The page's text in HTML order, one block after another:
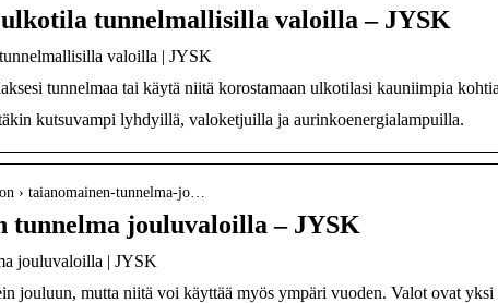
tunnelmallisilla valoilla – JYSK
valoilla | JYSK
tunnelmaa tai käytä niitä korostamaan ulkotilasi kauniimpia
kutsuvampi lyhdyillä, valoketjuilla ja aurinkoenergialampuilla.
› taianomainen-tunnelma-jo…
tunnelma jouluvaloilla – JYSK
jouluvaloilla | JYSK
jouluun, mutta niitä voi käyttää myös ympäri vuoden. Valot ovat